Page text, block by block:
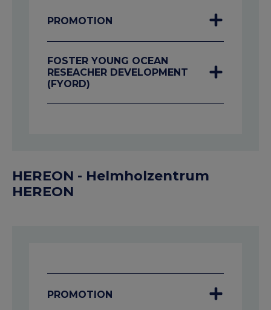
PROMOTION
FOSTER YOUNG OCEAN
RESEACHER DEVELOPMENT
(FYORD)
HEREON - Helmholzentrum
HEREON
PROMOTION